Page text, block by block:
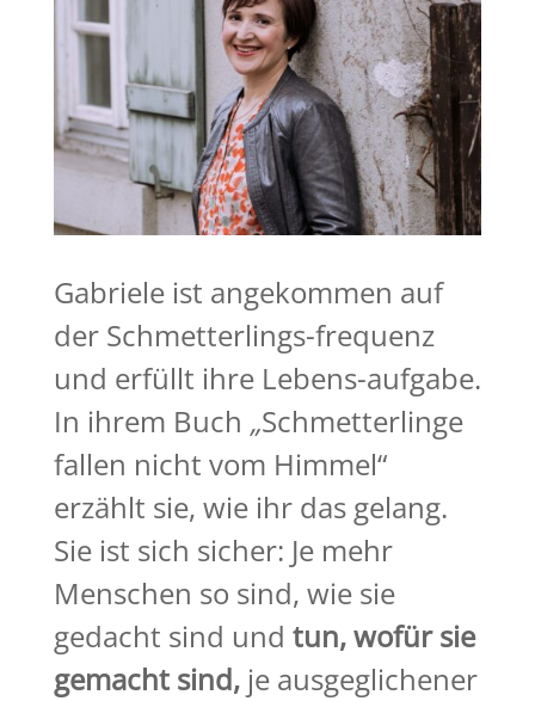
Gabriele ist angekommen auf
der Schmetterlings-frequenz
und erfüllt ihre Lebens-aufgabe.
In ihrem Buch „Schmetterlinge
fallen nicht vom Himmel“
erzählt sie, wie ihr das gelang.
Sie ist sich sicher: Je mehr
Menschen so sind, wie sie
gedacht sind und tun, wofür sie
gemacht sind,je ausgeglichener